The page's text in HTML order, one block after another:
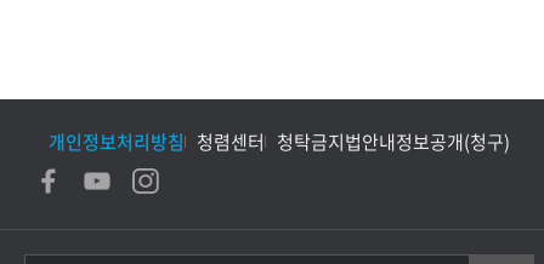
개인정보처리방침 청렴센터 청탁금지법안내정보공개(청구)